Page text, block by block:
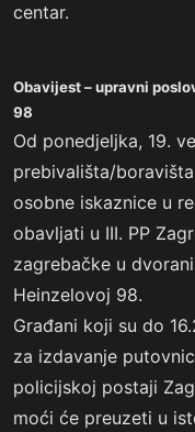
centar.
Obavijest – upravni
98
Od ponedjeljka, 19.
prebivališta/
osobne iskaznice u
obavljati u III. PP
zagrebačke u
Heinzelovoj 98.
Građani koji su do
za izdavanje
policijskoj postaji
moći će preuzeti u